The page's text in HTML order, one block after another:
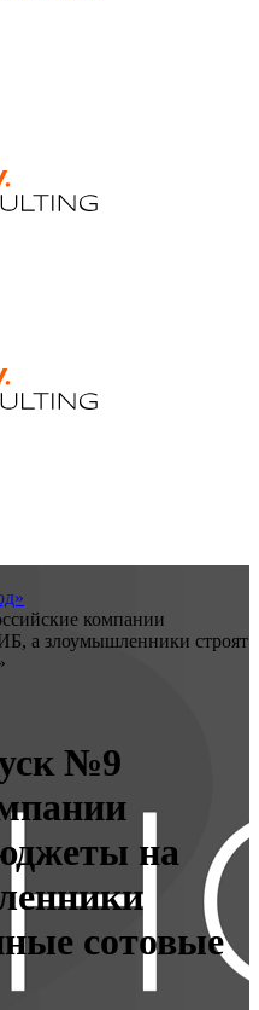
компании
а злоумышленники строят
№9
на
сотовые